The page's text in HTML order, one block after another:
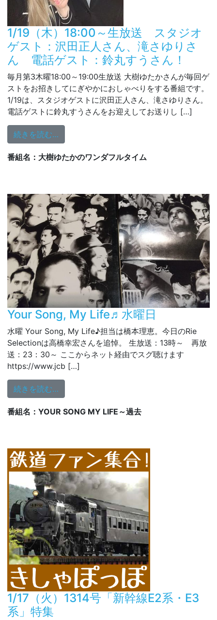
1/19（木）18:00～生放送 スタジオ
ゲスト：沢田正人さん、滝さゆりさ
ん 電話ゲスト：鈴丸すうさん！
毎月第3木曜18:00～19:00生放送 大樹ゆたかさんが毎回ゲ
ストをお招きしてにぎやかにおしゃべりをする番組です。
1/19は、スタジオゲストに沢田正人さん、滝さゆりさん。
電話ゲストに鈴丸すうさんをお迎えしてお送りし […]
続きを読む…
番組名：大樹ゆたかのワンダフルタイム
Your Song, My Life♬水曜日
水曜 Your Song, My Life♪担当は橋本理恵。今日のRie
Selectionは高橋幸宏さんを追悼。 生放送：13時～ 再放
送：23：30～ ここからネット経由でスグ聴けます
https://www.jcb […]
続きを読む…
番組名：YOUR SONG MY LIFE～過去
1/17（火）1314号「新幹線E2系・E3
系」特集